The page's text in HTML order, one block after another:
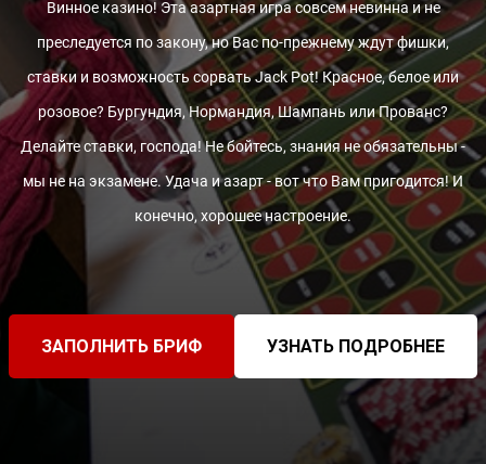
Винное казино! Эта азартная игра совсем невинна и не
преследуется по закону, но Вас по-прежнему ждут фишки,
ставки и возможность сорвать Jack Pot! Красное, белое или
розовое? Бургундия, Нормандия, Шампань или Прованс?
Делайте ставки, господа! Не бойтесь, знания не обязательны -
мы не на экзамене. Удача и азарт - вот что Вам пригодится! И
конечно, хорошее настроение.
ЗАПОЛНИТЬ БРИФ УЗНАТЬ ПОДРОБНЕЕ